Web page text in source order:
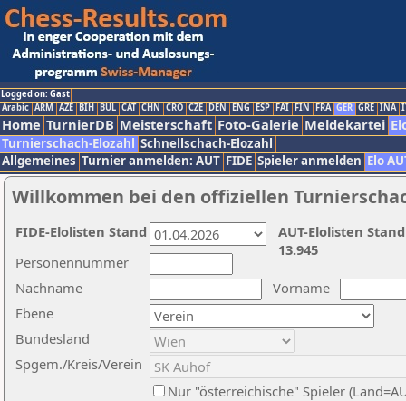
Logged on: Gast
Arabic ARM AZE BIH BUL CAT CHN CRO CZE DEN ENG ESP FAI FIN FRA GER GRE INA
Home TurnierDB Meisterschaft Foto-Galerie Meldekartei
Turnierschach-Elozahl Schnellschach-Elozahl
Allgemeines Turnier anmelden: AUT FIDE Spieler anmelden Elo
Willkommen bei den offiziellen
Nachname
Vorname
Ebene
Personennummer
Bundesland
Spgem./Kreis/Verein
Nur "österreichische" Spieler
AUT-Elolisten
13.945
FIDE-Elolisten Stand